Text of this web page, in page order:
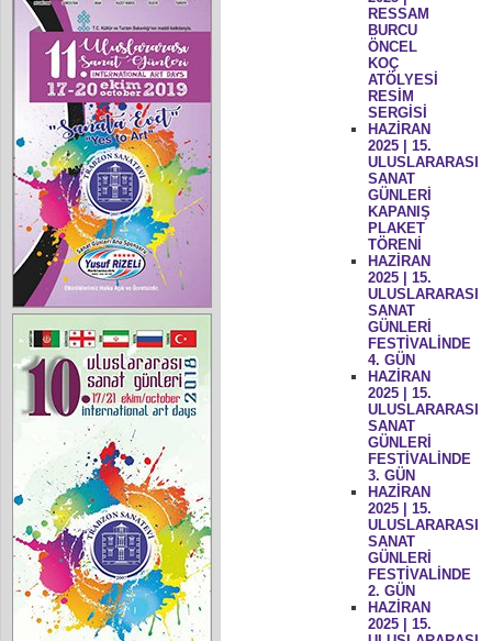
RESSAM
BURCU
ÖNCEL
KOÇ
ATÖLYESİ
RESİM
SERGİSİ
HAZİRAN
2025 | 15.
ULUSLARARASI
SANAT
GÜNLERİ
KAPANIŞ
PLAKET
TÖRENİ
HAZİRAN
2025 | 15.
ULUSLARARASI
SANAT
GÜNLERİ
FESTİVALİNDE
4. GÜN
HAZİRAN
2025 | 15.
ULUSLARARASI
SANAT
GÜNLERİ
FESTİVALİNDE
3. GÜN
HAZİRAN
2025 | 15.
ULUSLARARASI
SANAT
GÜNLERİ
FESTİVALİNDE
2. GÜN
HAZİRAN
2025 | 15.